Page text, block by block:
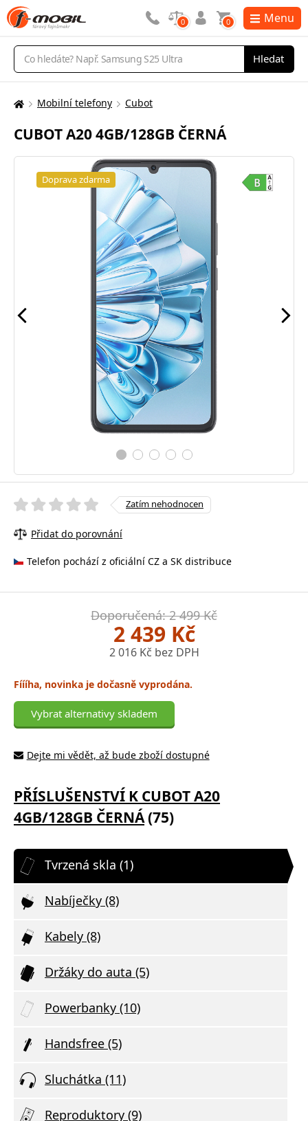
Vyhledávání
Hledat
0 0 Menu
Zde
nacházíte:
Mobilní telefony Cubot
CUBOT A20 4GB/128GB ČERNÁ
Doprava zdarma
Zatím nehodnocen
Přidat do porovnání
Telefon pochází z oficiální CZ a SK distribuce
Doporučená: 2 499 Kč
2 439 Kč
2 016 Kč bez DPH
Fíííha, novinka je dočasně vyprodána.
Vybrat alternativy skladem
Dejte mi vědět, až bude zboží dostupné
PŘÍSLUŠENSTVÍ K CUBOT A20
4GB/128GB ČERNÁ(75)
Tvrzená skla (1)
Nabíječky (8)
Kabely (8)
Držáky do auta (5)
Powerbanky (10)
Handsfree (5)
Sluchátka (11)
Reproduktory (9)